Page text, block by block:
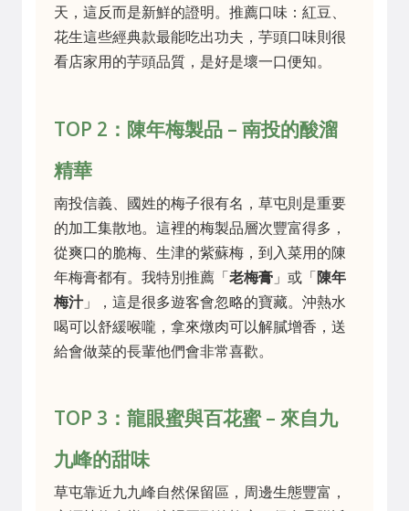
天，這反而是新鮮的證明。推薦口味：紅豆、
花生這些經典款最能吃出功夫，芋頭口味則很
看店家用的芋頭品質，是好是壞一口便知。
TOP 2：陳年梅製品 – 南投的酸溜
精華
南投信義、國姓的梅子很有名，草屯則是重要
的加工集散地。這裡的梅製品層次豐富得多，
從爽口的脆梅、生津的紫蘇梅，到入菜用的陳
年梅膏都有。我特別推薦「 老梅膏 」或「 陳年
梅汁」，這是很多遊客會忽略的寶藏。沖熱水
喝可以舒緩喉嚨，拿來燉肉可以解膩增香，送
給會做菜的長輩他們會非常喜歡。
TOP 3：龍眼蜜與百花蜜 – 來自九
九峰的甜味
草屯靠近九九峰自然保留區，周邊生態豐富，